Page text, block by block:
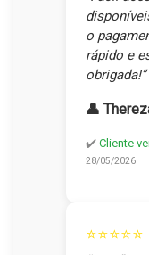
o
rápido e
obrigada!”
👤
✔️ Cliente
28/05/2026
⭐⭐⭐⭐⭐